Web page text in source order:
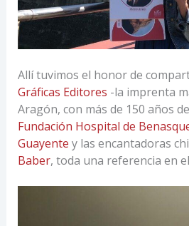
Allí tuvimos el honor de
Gráficas Editores -la imprenta
Aragón, con más de 150 años
Fundación Hospital de
Guayente y las encantadoras
Baber, toda una referencia en